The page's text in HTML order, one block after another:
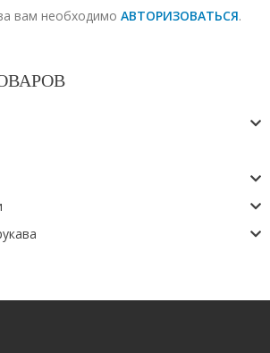
вам необходимо АВТОРИЗОВАТЬСЯ.